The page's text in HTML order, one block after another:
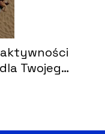
aktywności
Twojego